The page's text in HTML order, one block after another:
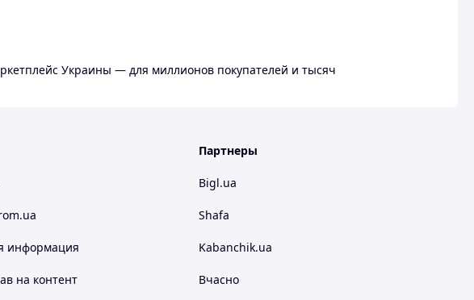
Украины — для миллионов покупателей и тысяч
информация
на контент
Партнеры
Bigl.ua
Shafa
Kabanchik.ua
Вчасно